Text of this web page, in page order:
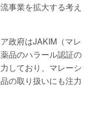
事業を拡大する考え
政府はJAKIM（マレ
品のハラール認証の
しており、マレーシ
の取り扱いにも注力